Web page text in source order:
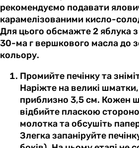
рекомендуємо подавати
карамелізованими кисло-
Для цього обсмажте 2 яблука з
30-ма г вершкового масла до
кольору.
Промийте печінку та
Наріжте на великі
приблизно 3,5 см. Кожен
відбийте пласкою
молотка та обсушіть
Злегка запаніруйте